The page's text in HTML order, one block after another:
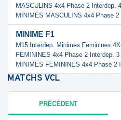
MASCULINS 4x4 Phase 2 Interdep.
MINIMES MASCULINS 4x4 Phase
MINIME F1
M15 Interdep. Minimes Feminines
FEMININES 4x4 Phase 2 Interdep.
MINIMES FEMININES 4x4 Phase 2
MATCHS VCL
PRÉCÉDENT